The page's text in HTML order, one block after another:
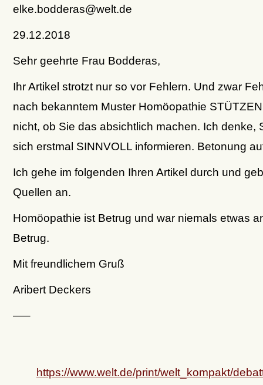
elke.bodderas@welt.de
29.12.2018
Sehr geehrte Frau Bodderas,
Ihr Artikel strotzt nur so vor Fehlern. Und zwar
nach bekanntem Muster Homöopathie
nicht, ob Sie das absichtlich machen. Ich denke,
sich erstmal SINNVOLL informieren. Betonung
Ich gehe im folgenden Ihren Artikel durch und
Quellen an.
Homöopathie ist Betrug und war niemals etwas
Betrug.
Mit freundlichem Gruß
Aribert Deckers
—–
https://www.welt.de/print/welt_kompakt/